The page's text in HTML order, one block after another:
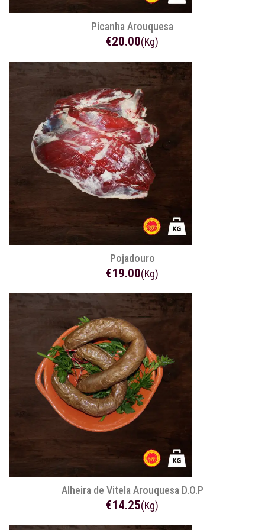
Picanha Arouquesa
€20.00(Kg)
Pojadouro
€19.00(Kg)
Alheira de Vitela Arouquesa D.O.P
€14.25(Kg)